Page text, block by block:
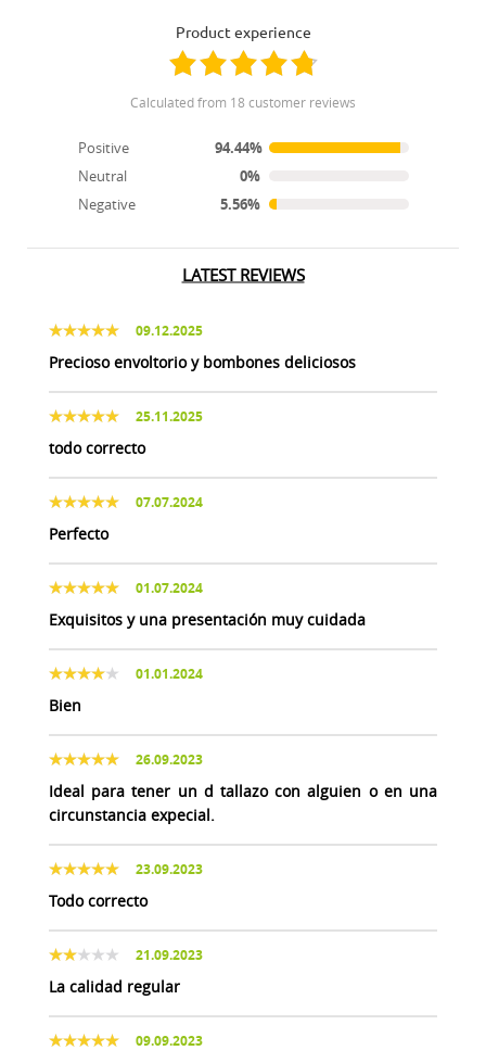
product experience
calculated from 18 customer reviews
Positive
94.44%
Neutral
0%
Negative
5.56%
LATEST REVIEWS
09.12.2025
Precioso envoltorio y bombones deliciosos
25.11.2025
todo correcto
07.07.2024
Perfecto
01.07.2024
Exquisitos y una presentación muy cuidada
01.01.2024
Bien
26.09.2023
Ideal para tener un d tallazo con alguien o en una
circunstancia expecial.
23.09.2023
Todo correcto
21.09.2023
La calidad regular
09.09.2023